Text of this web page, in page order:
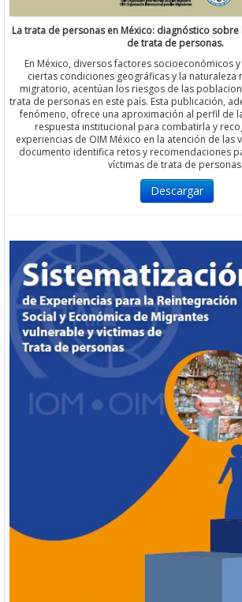
La trata de personas en México: diagnóstico sobre
de trata de personas.
En México, diversos factores socioeconómicos
ciertas condiciones geográficas y la naturaleza
migratorio, acentúan los riesgos de las
trata de personas en este país. Esta publicación,
fenómeno, ofrece una aproximación al perfil de
respuesta institucional para combatirla y
experiencias de OIM México en la atención de las
documento identifica retos y recomendaciones
víctimas de trata de personas.
Descargar